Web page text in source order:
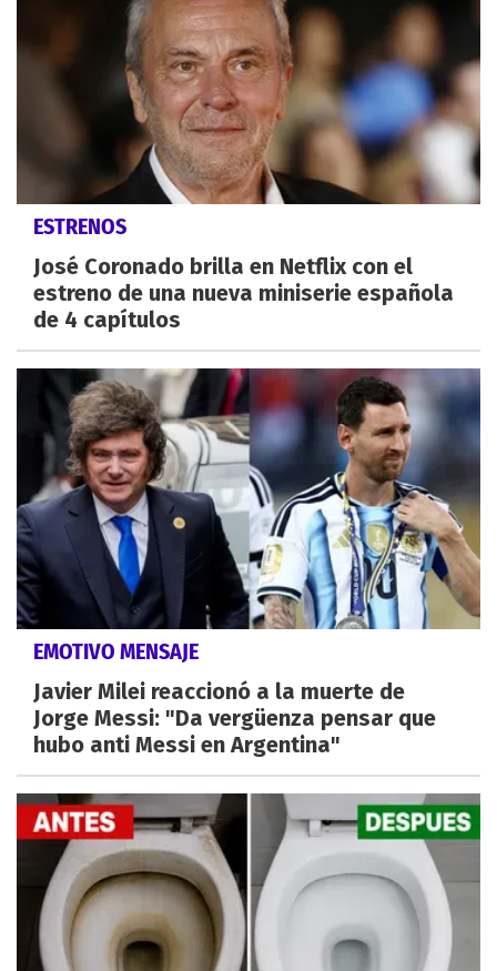
ESTRENOS
José Coronado brilla en Netflix con el
estreno de una nueva miniserie española
de 4 capítulos
EMOTIVO MENSAJE
Javier Milei reaccionó a la muerte de
Jorge Messi: "Da vergüenza pensar que
hubo anti Messi en Argentina"